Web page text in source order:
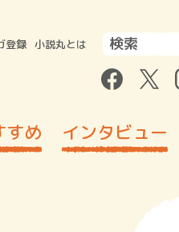
登録 小説丸とは
すめ インタビュー